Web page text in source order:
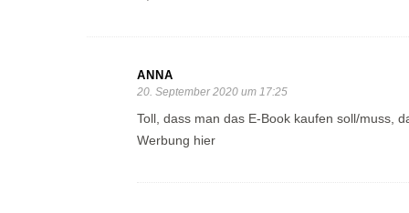
ANNA
20. September 2020 um 17:25
Toll, dass man das E-Book kaufen soll/muss,
Werbung hier